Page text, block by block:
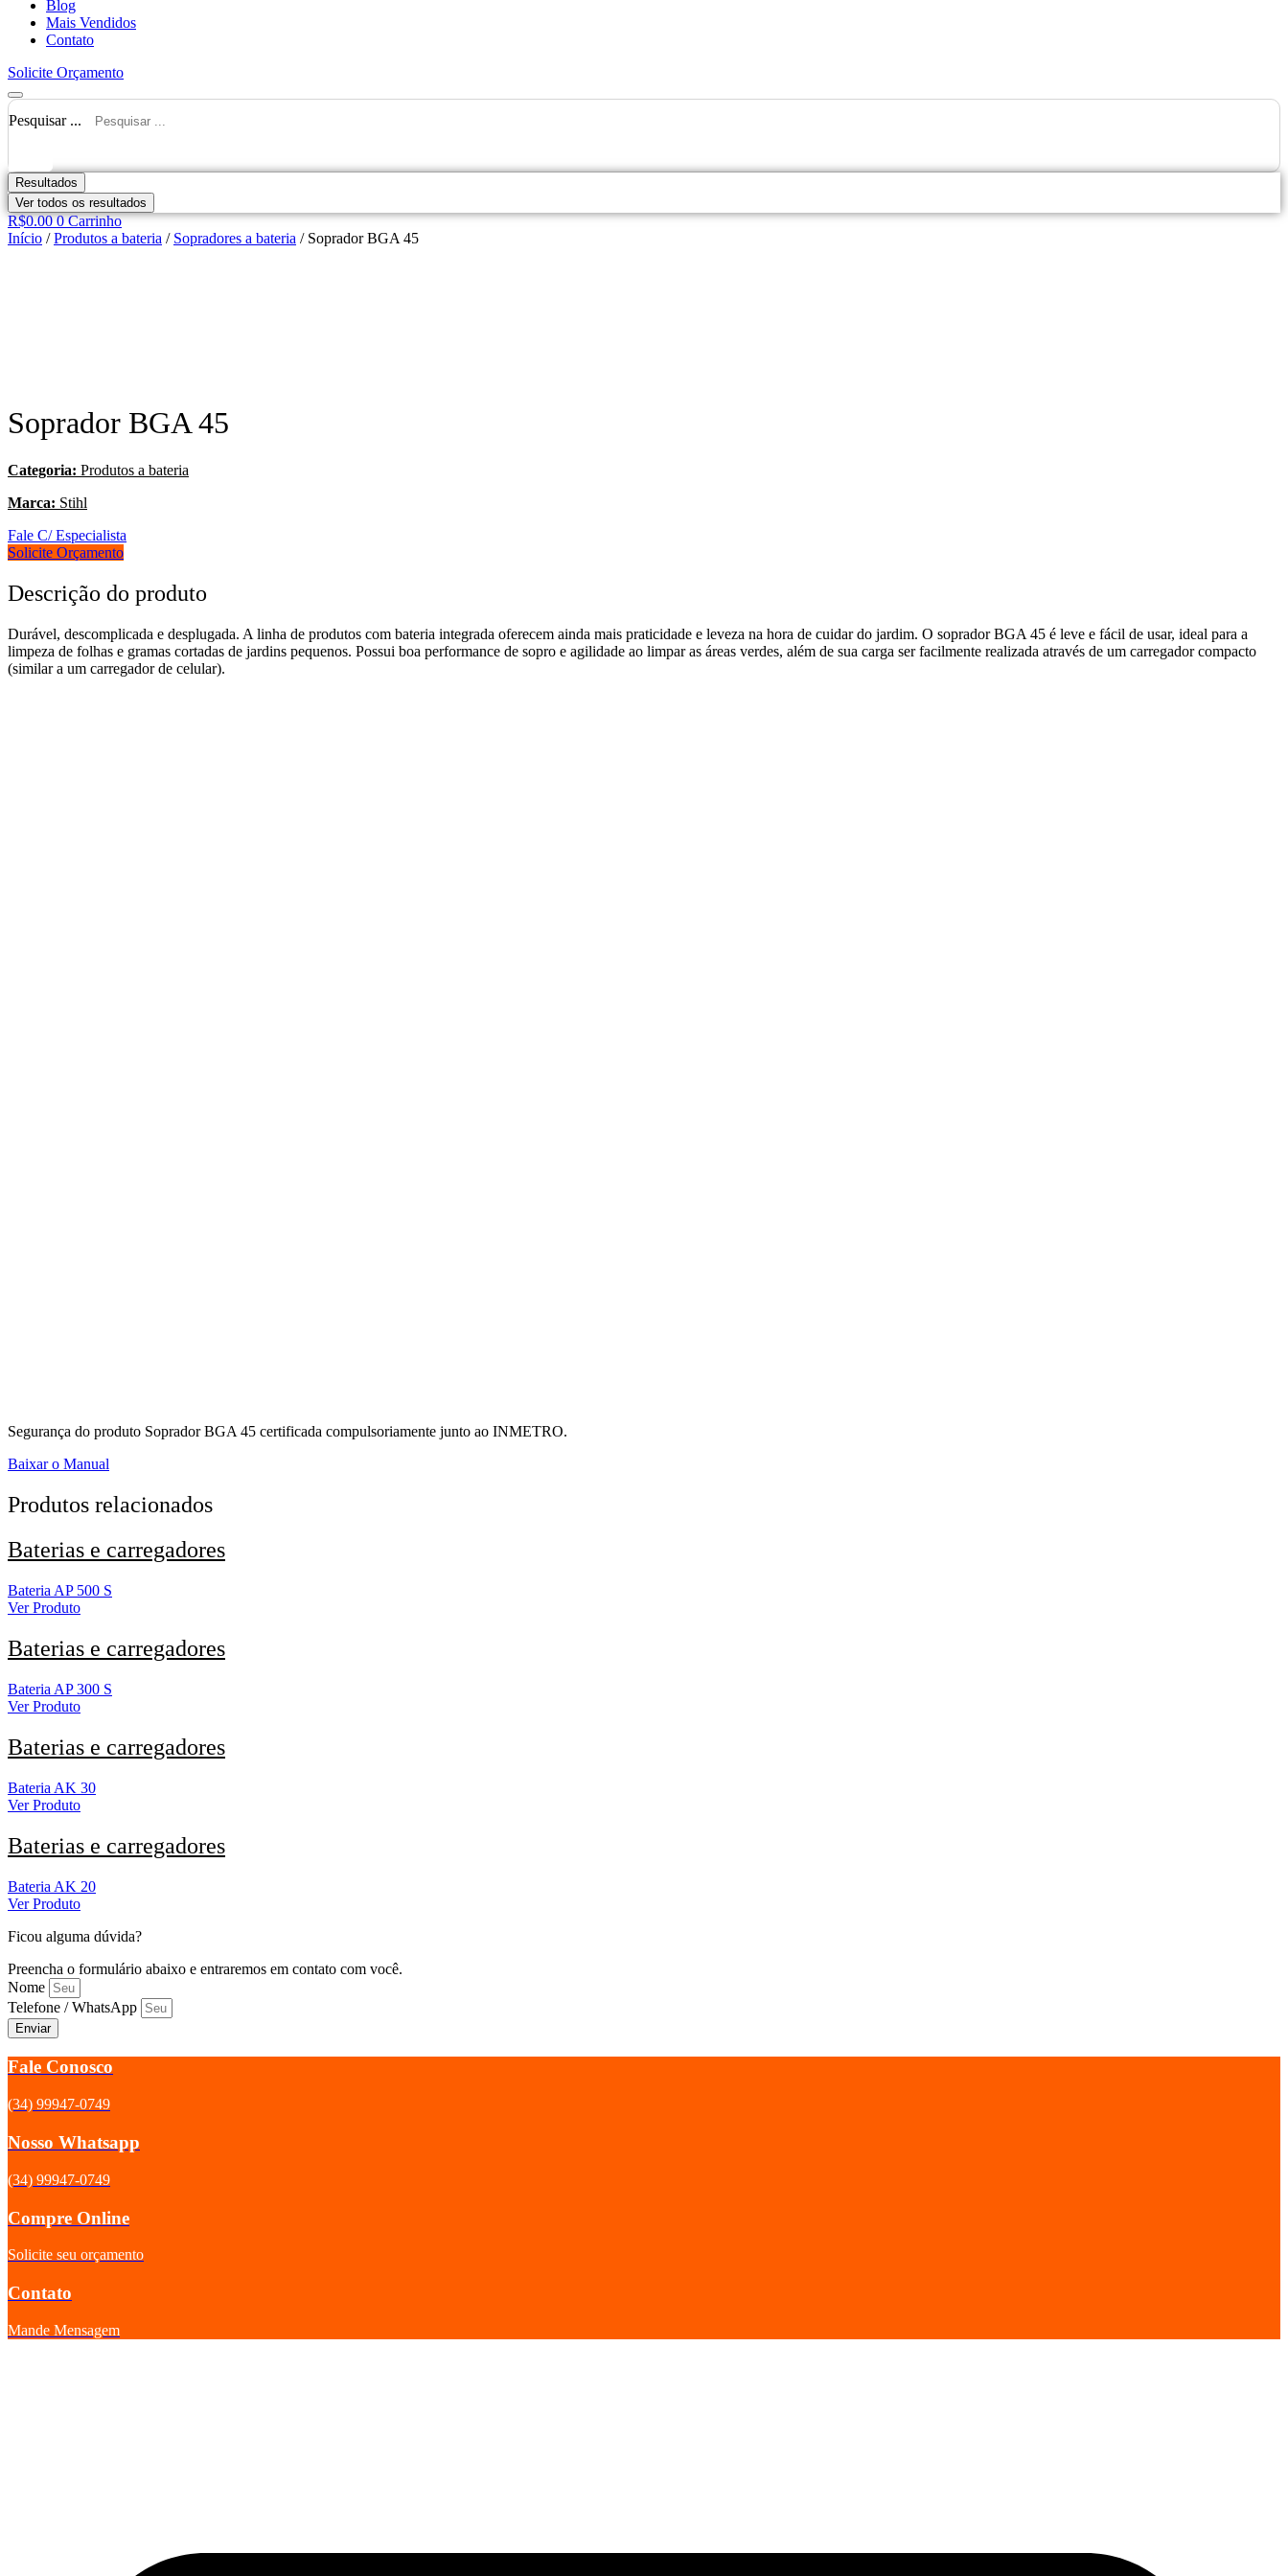
Blog
Mais Vendidos
Contato
Solicite Orçamento
Pesquisar ...
Resultados
Ver todos os resultados
R$0.00 0 Carrinho
Início /Produtos a bateria / Sopradores a bateria / Soprador BGA 45
Soprador BGA 45
Categoria: Produtos a bateria
Marca: Stihl
Fale C/ Especialista
Solicite Orçamento
Descrição do produto
Durável, descomplicada e desplugada. A linha de produtos com bateria integrada oferecem ainda mais praticidade e leveza na hora de cuidar do jardim. O soprador BGA 45 é leve e fácil de usar, ideal para a
limpeza de folhas e gramas cortadas de jardins pequenos. Possui boa performance de sopro e agilidade ao limpar as áreas verdes, além de sua carga ser facilmente realizada através de um carregador compacto
(similar a um carregador de celular).
Segurança do produto Soprador BGA 45 certificada compulsoriamente junto ao INMETRO.
Baixar o Manual
Produtos relacionados
Baterias e carregadores
Bateria AP 500 S
Ver Produto
Baterias e carregadores
Bateria AP 300 S
Ver Produto
Baterias e carregadores
Bateria AK 30
Ver Produto
Baterias e carregadores
Bateria AK 20
Ver Produto
Ficou alguma dúvida?
Preencha o formulário abaixo e entraremos em contato com você.
Nome
Telefone / WhatsApp
Enviar
Fale Conosco
(34) 99947-0749
Nosso Whatsapp
(34) 99947-0749
Compre Online
Solicite seu orçamento
Contato
Mande Mensagem